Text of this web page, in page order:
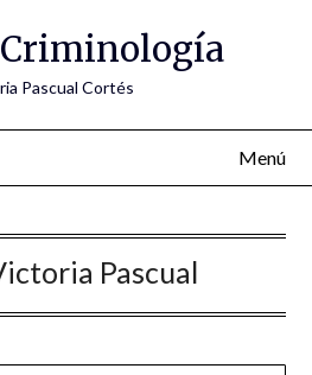
Criminología
Pascual Cortés
Menú
Pascual